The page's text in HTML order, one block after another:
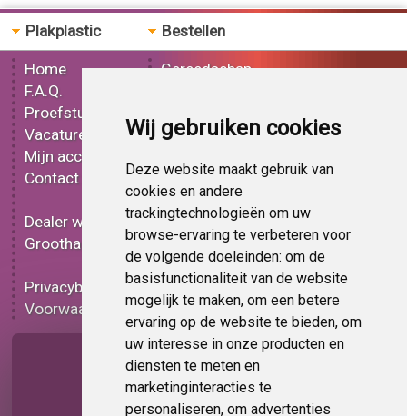
Wij gebruiken cookies
Deze website maakt gebruik van
cookies en andere
trackingtechnologieën om uw
browse-ervaring te verbeteren voor
de volgende doeleinden: om de
basisfunctionaliteit van de website
mogelijk te maken, om een betere
ervaring op de website te bieden, om
uw interesse in onze producten en
diensten te meten en
marketinginteracties te
personaliseren, om advertenties
Plakplastic
Home
F.A.Q.
Proefstuk
Vacatures
Mijn account
Contact
Dealer worden
Groothandel
Privacybeleid
Voorwaarden
Bestellen
Gereedschap
Metallic plakplastic
Effect plakplastic
Bedrukt plakplastic
Carbon plakplastic
Lampen folie
Functionele folie
Plakplastic korting
Op bestelling
Pagina delen